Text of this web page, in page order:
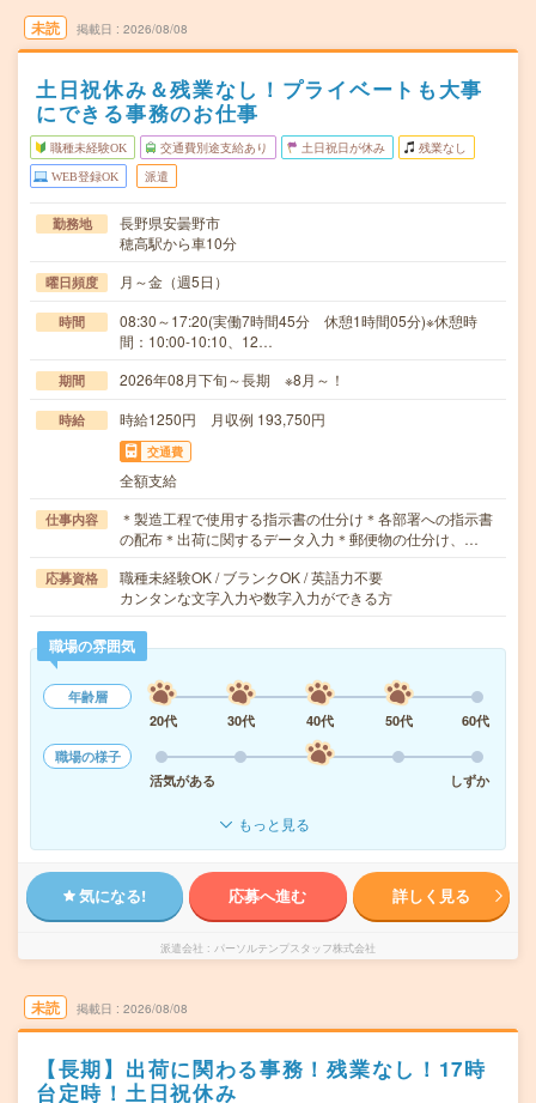
未読 掲載日 2026/08/08
土日祝休み＆残業なし！プライベートも大事
にできる事務のお仕事
職種未経験OK 交通費別途支給あり 土日祝日が休み 残業なし
WEB登録OK 派遣
勤務地
長野県安曇野市
穂高駅から車10分
曜日頻度 月～金（週5日）
時間
08:30～17:20(実働7時間45分 休憩1時間05分)※休憩時
間：10:00-10:10、12…
期間 2026年08月下旬～長期 ※8月～！
時給 時給1250円 月収例 193,750円
交通費
全額支給
仕事内容
＊製造工程で使用する指示書の仕分け＊各部署への指示書
の配布＊出荷に関するデータ入力＊郵便物の仕分け、…
応募資格
職種未経験OK / ブランクOK / 英語力不要
カンタンな文字入力や数字入力ができる方
職場の雰囲気
年齢層
20代
30代 40代 50代
60代
職場の様子
活気がある
しずか
もっと見る
気になる! 応募へ進む 詳しく見る
派遣会社 パーソルテンプスタッフ株式会社
未読 掲載日 2026/08/08
【長期】出荷に関わる事務！残業なし！17時
台定時！土日祝休み